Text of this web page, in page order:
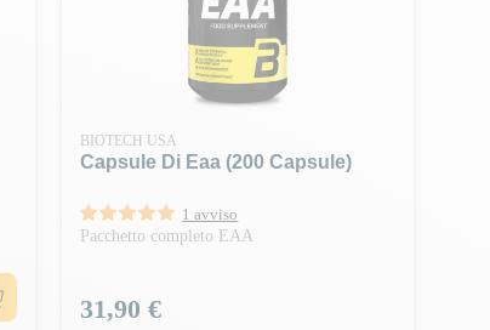
BIOTECH USA
Capsule Di Eaa (200 Capsule)
1 avviso
Pacchetto completo EAA
Prezzo
31,90 €